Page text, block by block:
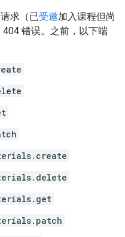
求（已受邀加入课程但尚
错误。之前，以下端